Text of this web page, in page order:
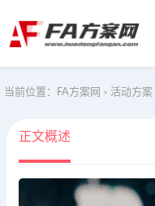
当前位置： FA方案网 > 活动方案
正文概述